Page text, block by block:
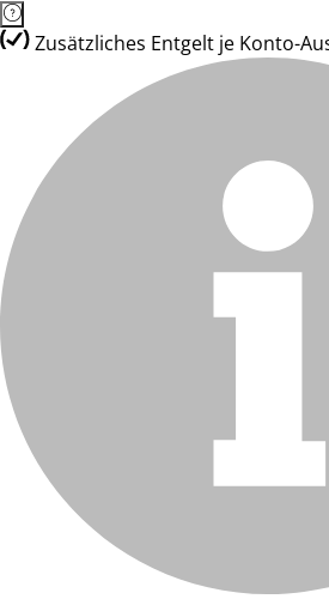
Zusätzliches Entgelt je Konto-